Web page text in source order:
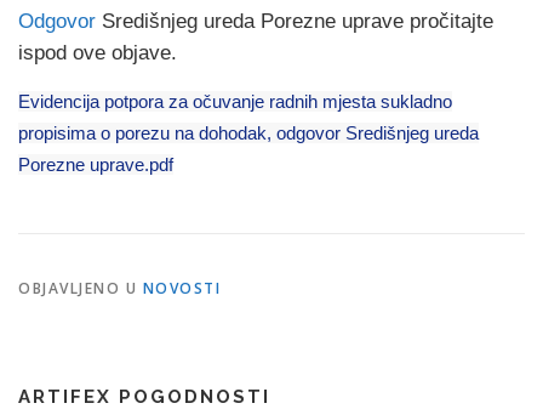
Odgovor Središnjeg ureda Porezne uprave pročitajte
ispod ove objave.
Evidencija potpora za očuvanje radnih mjesta sukladno
propisima o porezu na dohodak, odgovor Središnjeg ureda
Porezne uprave.pdf
OBJAVLJENO U NOVOSTI
ARTIFEX POGODNOSTI